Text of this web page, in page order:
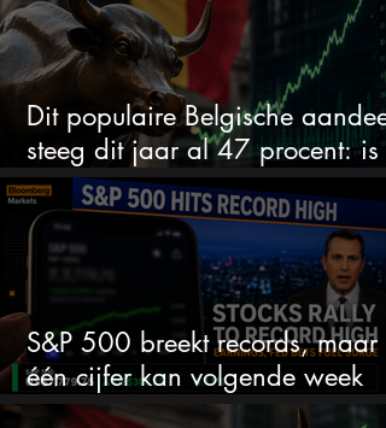
Dit populaire Belgische aandeel
steeg dit jaar al 47 procent: is
ruimte voor meer?
S&P 500 breekt records, maar
één cijfer kan volgende week
alles veranderen